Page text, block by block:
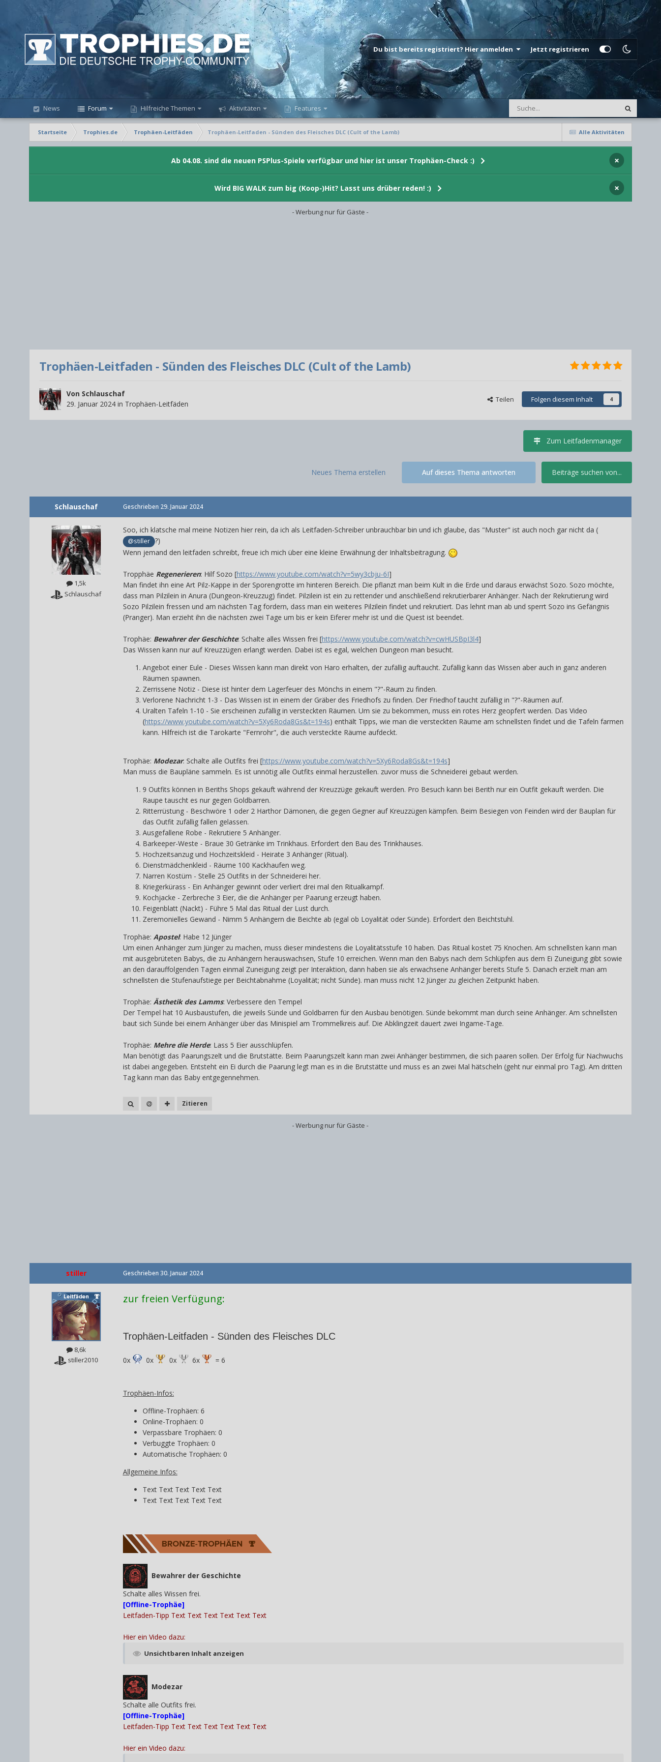
Du bist bereits registriert? Hier anmelden Jetzt registrieren
News Forum Hilfreiche Themen Aktivitäten Features
Alle Aktivitäten
Startseite Trophies.de Trophäen-Leitfäden Trophäen-Leitfaden - Sünden des Fleisches DLC (Cult of the Lamb)
Ab 04.08. sind die neuen PSPlus-Spiele verfügbar und hier ist unser Trophäen-Check :) ×
Wird BIG WALK zum big (Koop-)Hit? Lasst uns drüber reden! :) ×
- Werbung nur für Gäste -
Trophäen-Leitfaden - Sünden des Fleisches DLC (Cult of the Lamb)
Von Schlauschaf
29. Januar 2024in Trophäen-Leitfäden Teilen Folgen diesem Inhalt 4
Zum Leitfadenmanager
Beiträge suchen von...
Auf dieses Thema antworten
Neues Thema erstellen
Schlauschaf
1,5k
Schlauschaf
Geschrieben 29. Januar 2024
Soo, ich klatsche mal meine Notizen hier rein, da ich als Leitfaden-Schreiber unbrauchbar bin und ich glaube, das "Muster" ist auch noch gar nicht da (
@stiller ?)
Wenn jemand den leitfaden schreibt, freue ich mich über eine kleine Erwähnung der Inhaltsbeitragung.
Tropphäe Regenerieren: Hilf Sozo [https://www.youtube.com/watch?v=5wy3cbju-6I]
Man findet ihn eine Art Pilz-Kappe in der Sporengrotte im hinteren Bereich. Die pflanzt man beim Kult in die Erde und daraus erwächst Sozo. Sozo möchte,
dass man Pilzilein in Anura (Dungeon-Kreuzzug) findet. Pilzilein ist ein zu rettender und anschließend rekrutierbarer Anhänger. Nach der Rekrutierung wird
Sozo Pilzilein fressen und am nächsten Tag fordern, dass man ein weiteres Pilzilein findet und rekrutiert. Das lehnt man ab und sperrt Sozo ins Gefängnis
(Pranger). Man erzieht ihn die nächsten zwei Tage um bis er kein Eiferer mehr ist und die Quest ist beendet.
Trophäe: Bewahrer der Geschichte: Schalte alles Wissen frei [https://www.youtube.com/watch?v=cwHUSBpI3l4]
Das Wissen kann nur auf Kreuzzügen erlangt werden. Dabei ist es egal, welchen Dungeon man besucht.
Angebot einer Eule - Dieses Wissen kann man direkt von Haro erhalten, der zufällig auftaucht. Zufällig kann das Wissen aber auch in ganz anderen
Räumen spawnen.
Zerrissene Notiz - Diese ist hinter dem Lagerfeuer des Mönchs in einem "?"-Raum zu finden.
Verlorene Nachricht 1-3 - Das Wissen ist in einem der Gräber des Friedhofs zu finden. Der Friedhof taucht zufällig in "?"-Räumen auf.
Uralten Tafeln 1-10 - Sie erscheinen zufällig in versteckten Räumen. Um sie zu bekommen, muss ein rotes Herz geopfert werden. Das Video
(https://www.youtube.com/watch?v=5Xy6Roda8Gs&t=194s) enthält Tipps, wie man die versteckten Räume am schnellsten findet und die Tafeln farmen
kann. Hilfreich ist die Tarokarte "Fernrohr", die auch versteckte Räume aufdeckt.
Trophäe: Modezar: Schalte alle Outfits frei [https://www.youtube.com/watch?v=5Xy6Roda8Gs&t=194s]
Man muss die Baupläne sammeln. Es ist unnötig alle Outfits einmal herzustellen. zuvor muss die Schneiderei gebaut werden.
9 Outfits können in Beriths Shops gekauft während der Kreuzzüge gekauft werden. Pro Besuch kann bei Berith nur ein Outfit gekauft werden. Die
Raupe tauscht es nur gegen Goldbarren.
Ritterrüstung - Beschwöre 1 oder 2 Harthor Dämonen, die gegen Gegner auf Kreuzzügen kämpfen. Beim Besiegen von Feinden wird der Bauplan für
das Outfit zufällig fallen gelassen.
Ausgefallene Robe - Rekrutiere 5 Anhänger.
Barkeeper-Weste - Braue 30 Getränke im Trinkhaus. Erfordert den Bau des Trinkhauses.
Hochzeitsanzug und Hochzeitskleid - Heirate 3 Anhänger (Ritual).
Dienstmädchenkleid - Räume 100 Kackhaufen weg.
Narren Kostüm - Stelle 25 Outfits in der Schneiderei her.
Kriegerkürass - Ein Anhänger gewinnt oder verliert drei mal den Ritualkampf.
Kochjacke - Zerbreche 3 Eier, die die Anhänger per Paarung erzeugt haben.
Feigenblatt (Nackt) - Führe 5 Mal das Ritual der Lust durch.
Zeremonielles Gewand - Nimm 5 Anhängern die Beichte ab (egal ob Loyalität oder Sünde). Erfordert den Beichtstuhl.
Trophäe: Apostel: Habe 12 Jünger
Um einen Anhänger zum Jünger zu machen, muss dieser mindestens die Loyalitätsstufe 10 haben. Das Ritual kostet 75 Knochen. Am schnellsten kann man
mit ausgebrüteten Babys, die zu Anhängern herauswachsen, Stufe 10 erreichen. Wenn man den Babys nach dem Schlüpfen aus dem Ei Zuneigung gibt sowie
an den darauffolgenden Tagen einmal Zuneigung zeigt per Interaktion, dann haben sie als erwachsene Anhänger bereits Stufe 5. Danach erzielt man am
schnellsten die Stufenaufstiege per Beichtabnahme (Loyalität; nicht Sünde). man muss nicht 12 Jünger zu gleichen Zeitpunkt haben.
Trophäe: Ästhetik des Lamms: Verbessere den Tempel
Der Tempel hat 10 Ausbaustufen, die jeweils Sünde und Goldbarren für den Ausbau benötigen. Sünde bekommt man durch seine Anhänger. Am schnellsten
baut sich Sünde bei einem Anhänger über das Minispiel am Trommelkreis auf. Die Abklingzeit dauert zwei Ingame-Tage.
Trophäe: Mehre die Herde: Lass 5 Eier ausschlüpfen.
Man benötigt das Paarungszelt und die Brutstätte. Beim Paarungszelt kann man zwei Anhänger bestimmen, die sich paaren sollen. Der Erfolg für Nachwuchs
ist dabei angegeben. Entsteht ein Ei durch die Paarung legt man es in die Brutstätte und muss es an zwei Mal hätscheln (geht nur einmal pro Tag). Am dritten
Tag kann man das Baby entgegennehmen.
Zitieren
- Werbung nur für Gäste -
stiller
8,6k
stiller2010
Geschrieben 30. Januar 2024
zur freien Verfügung:
Trophäen-Leitfaden - Sünden des Fleisches DLC
0x 0x 0x 6x = 6
Trophäen-Infos:
Offline-Trophäen: 6
Online-Trophäen: 0
Verpassbare Trophäen: 0
Verbuggte Trophäen: 0
Automatische Trophäen: 0
Allgemeine Infos:
Text Text Text Text Text
Text Text Text Text Text
Bewahrer der Geschichte
Schalte alles Wissen frei.
[Offline-Trophäe]
Leitfaden-Tipp Text Text Text Text Text Text
Hier ein Video dazu:
Unsichtbaren Inhalt anzeigen
Modezar
Schalte alle Outfits frei.
[Offline-Trophäe]
Leitfaden-Tipp Text Text Text Text Text Text
Hier ein Video dazu: